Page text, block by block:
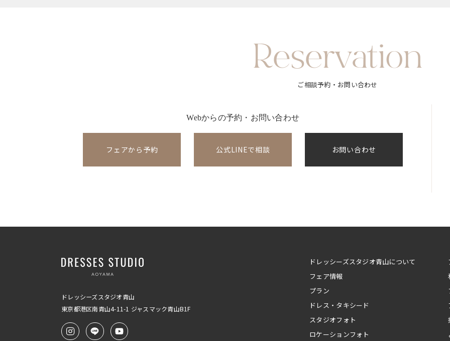
Reservation
ご相談予約・お問い合わせ
Webからの予約・お問い合わせ
フェアから予約 公式LINEで相談 お問い合わせ
ドレッシーズスタジオ青山
東京都港区南青山4-11-1 ジャスマック青山B1F
ドレッシーズスタジオ青山について
フェア情報
プラン
ドレス・タキシード
スタジオフォト
ロケーションフォト